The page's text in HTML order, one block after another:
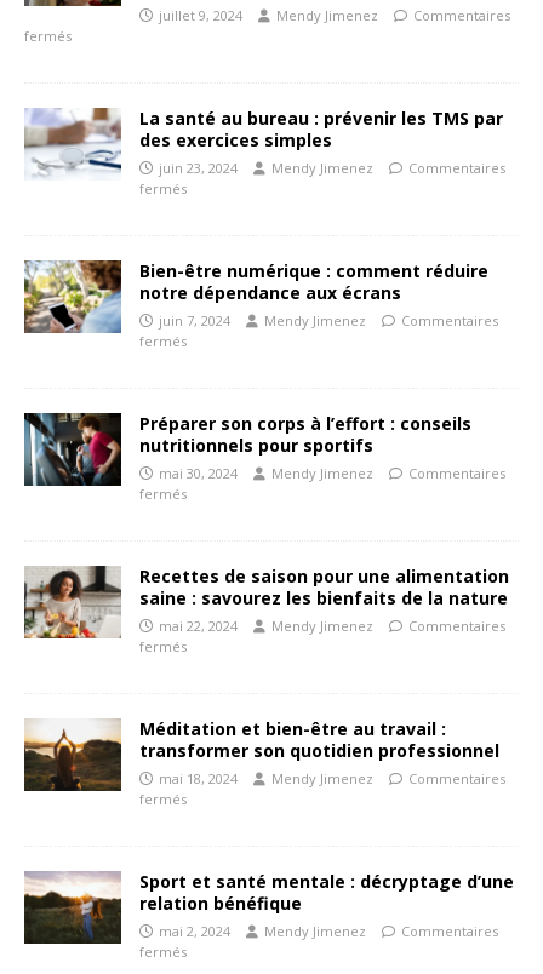
juillet 9, 2024 Mendy Jimenez
Commentaires
fermés
La santé au bureau : prévenir les TMS par
des exercices simples
juin 23, 2024 Mendy Jimenez
Commentaires
fermés
Bien-être numérique : comment réduire
notre dépendance aux écrans
juin 7, 2024 Mendy Jimenez
Commentaires
fermés
Préparer son corps à l’effort : conseils
nutritionnels pour sportifs
mai 30, 2024 Mendy Jimenez
Commentaires
fermés
Recettes de saison pour une alimentation
saine : savourez les bienfaits de la nature
mai 22, 2024 Mendy Jimenez
Commentaires
fermés
Méditation et bien-être au travail :
transformer son quotidien professionnel
mai 18, 2024 Mendy Jimenez
Commentaires
fermés
Sport et santé mentale : décryptage d’une
relation bénéfique
mai 2, 2024 Mendy Jimenez
Commentaires
fermés